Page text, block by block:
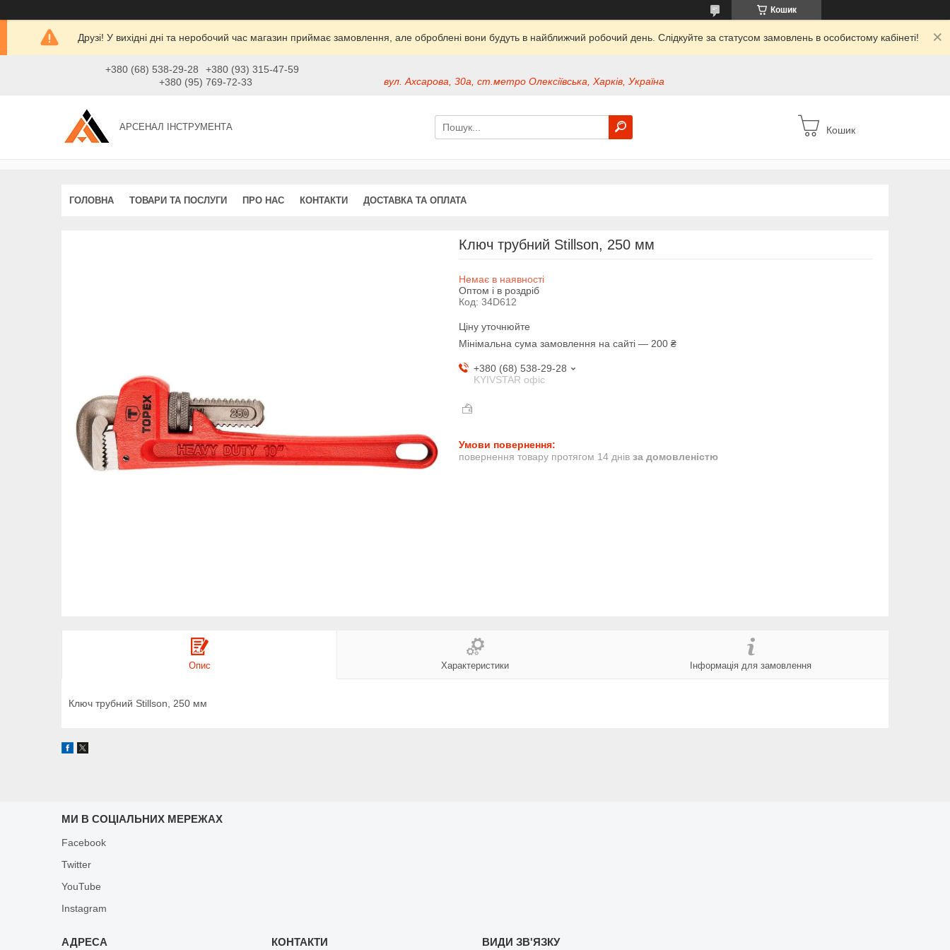
Кошик
Друзі! У вихідні дні та неробочий час магазин приймає замовлення, але оброблені вони будуть в найближчий робочий день. Слідкуйте за статусом замовлень в особистому кабінеті!
+380 (68) 538-29-28
+380 (93) 315-47-59
+380 (95) 769-72-33
вул. Ахсарова, 30а, ст.метро Олексіївська, Харків, Україна
АРСЕНАЛ ІНСТРУМЕНТА Кошик
ГОЛОВНА ТОВАРИ ТА ПОСЛУГИ ПРО НАС КОНТАКТИ ДОСТАВКА ТА ОПЛАТА
Ключ трубний Stillson, 250 мм
Немає в наявності
Оптом і в роздріб
Код: 34D612
Ціну уточнюйте
Мінімальна сума замовлення на сайті — 200 ₴
+380 (68) 538-29-28
KYIVSTAR офіс
повернення товару протягом 14 днів за домовленістю
Опис Характеристики Інформація для замовлення
Ключ трубний Stillson, 250 мм
МИ В СОЦІАЛЬНИХ МЕРЕЖАХ
Facebook
Twitter
YouTube
Instagram